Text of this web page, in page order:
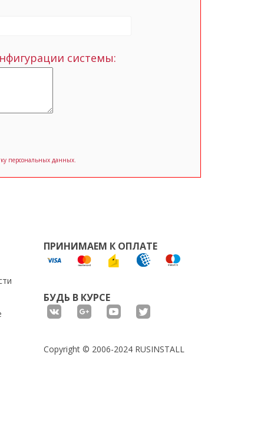
системы:
персональных данных.
ПРИНИМАЕМ К ОПЛАТЕ
БУДЬ В КУРСЕ
Copyright © 2006-2024 RUSINSTALL